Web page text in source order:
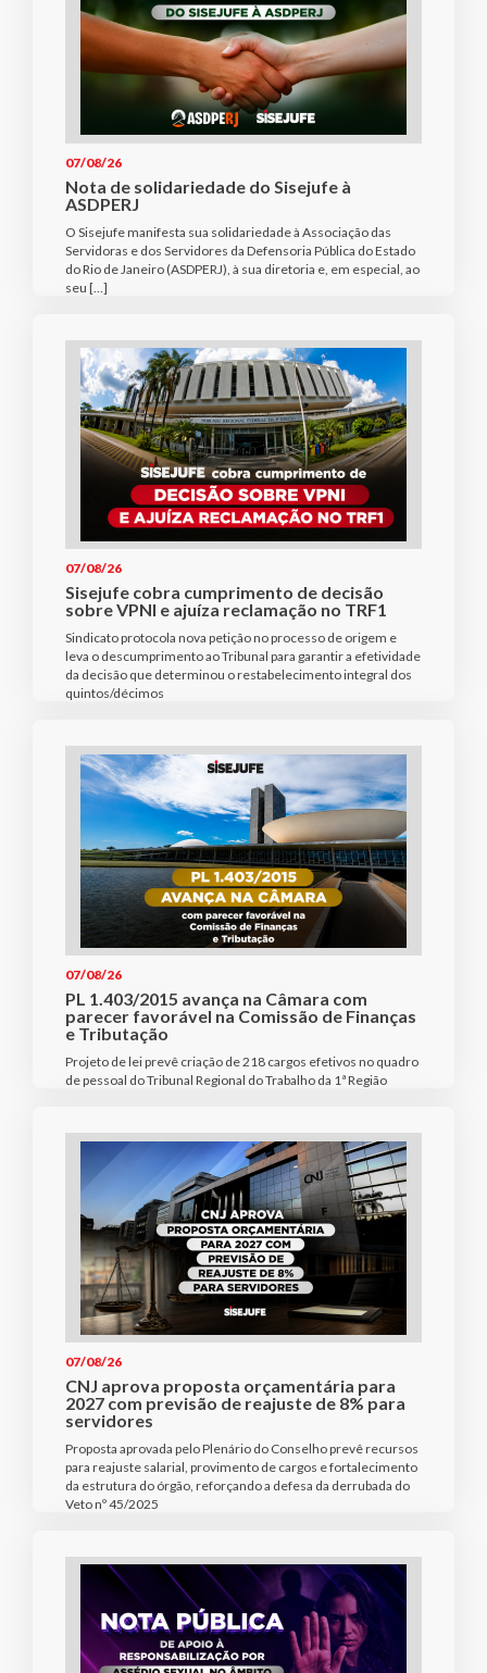
07/08/26
Nota de solidariedade do Sisejufe à
ASDPERJ
O Sisejufe manifesta sua solidariedade à Associação das
Servidoras e dos Servidores da Defensoria Pública do Estado
do Rio de Janeiro (ASDPERJ), à sua diretoria e, em especial, ao
seu […]
07/08/26
Sisejufe cobra cumprimento de decisão
sobre VPNI e ajuíza reclamação no TRF1
Sindicato protocola nova petição no processo de origem e
leva o descumprimento ao Tribunal para garantir a efetividade
da decisão que determinou o restabelecimento integral dos
quintos/décimos
07/08/26
PL 1.403/2015 avança na Câmara com
parecer favorável na Comissão de Finanças
e Tributação
Projeto de lei prevê criação de 218 cargos efetivos no quadro
de pessoal do Tribunal Regional do Trabalho da 1ª Região
07/08/26
CNJ aprova proposta orçamentária para
2027 com previsão de reajuste de 8% para
servidores
Proposta aprovada pelo Plenário do Conselho prevê recursos
para reajuste salarial, provimento de cargos e fortalecimento
da estrutura do órgão, reforçando a defesa da derrubada do
Veto nº 45/2025